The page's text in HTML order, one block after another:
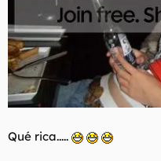
Qué rica.....